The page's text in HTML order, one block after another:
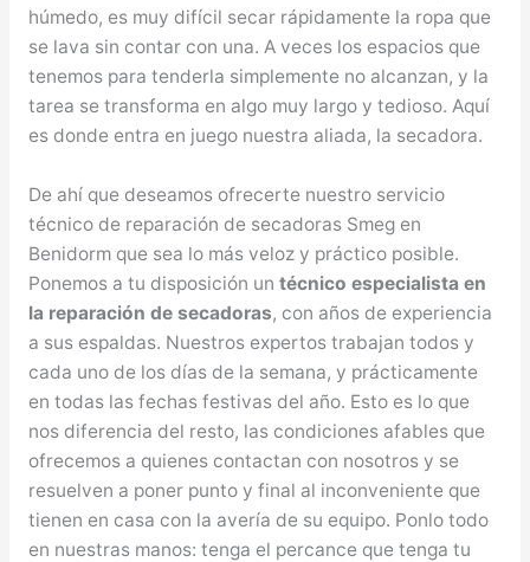
húmedo, es muy difícil secar rápidamente la ropa que
se lava sin contar con una. A veces los espacios que
tenemos para tenderla simplemente no alcanzan, y la
tarea se transforma en algo muy largo y tedioso. Aquí
es donde entra en juego nuestra aliada, la secadora.
De ahí que deseamos ofrecerte nuestro servicio
técnico de reparación de secadoras Smeg en
Benidorm que sea lo más veloz y práctico posible.
Ponemos a tu disposición un técnico especialista en
la reparación de secadoras, con años de experiencia
a sus espaldas. Nuestros expertos trabajan todos y
cada uno de los días de la semana, y prácticamente
en todas las fechas festivas del año. Esto es lo que
nos diferencia del resto, las condiciones afables que
ofrecemos a quienes contactan con nosotros y se
resuelven a poner punto y final al inconveniente que
tienen en casa con la avería de su equipo. Ponlo todo
en nuestras manos: tenga el percance que tenga tu